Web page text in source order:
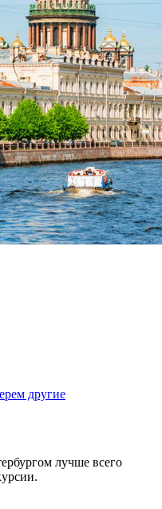
другие
лучше всего